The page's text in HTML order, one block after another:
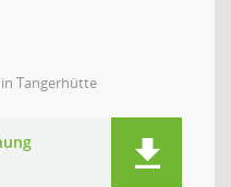
Tangerhütte